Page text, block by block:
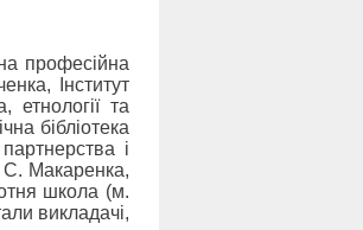
професійна
Інститут
етнології та
бібліотека
і
С. Макаренка,
школа (м.
викладачі,